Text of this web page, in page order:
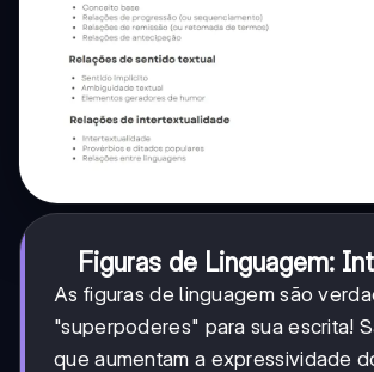
Figuras de Linguagem:
As figuras de linguagem são
"superpoderes" para sua escrita!
que aumentam a expressividade